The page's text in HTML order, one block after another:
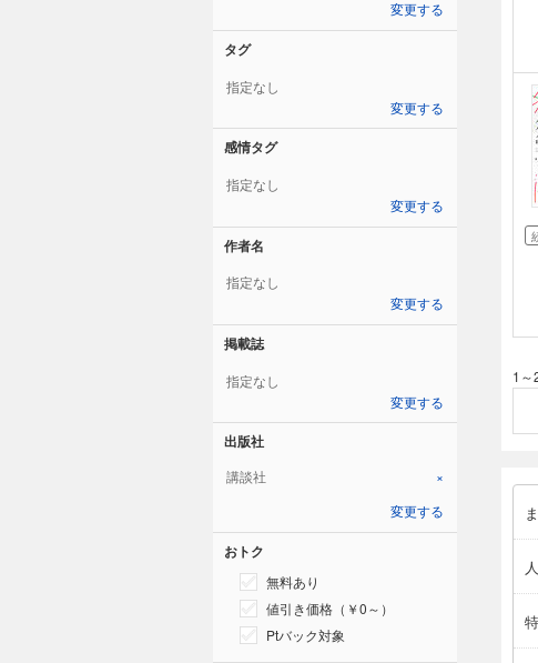
1～
変更する
タグ
指定なし
変更する
感情タグ
指定なし
変更する
作者名
指定なし
変更する
掲載誌
指定なし
変更する
出版社
講談社 ×
変更する
おトク
無料あり
値引き価格（￥0～）
Ptバック対象